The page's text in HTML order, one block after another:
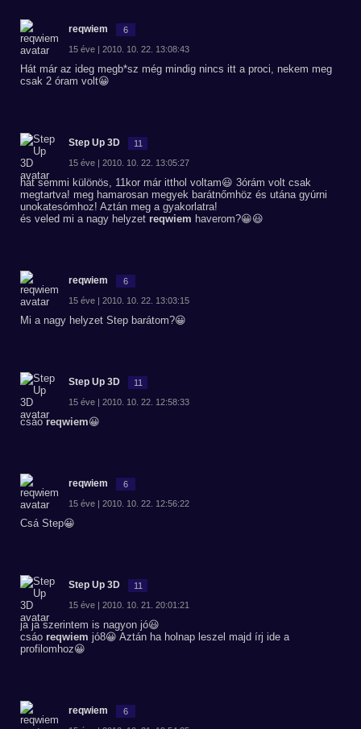
reqwiem 6
15 éve | 2010. 10. 22. 13:08:43
Hát már az ideg megb*sz még mindig nincs itt a proci, nekem meg
csak 2 óram volt😀
Step Up 3D 11
15 éve | 2010. 10. 22. 13:05:27
hát semmi különös, 11kor már itthol voltam😃 3órám volt csak
megtartva! meg hamarosan megyek barátnőmhöz és utána gyúrni
unokatesómhoz! Aztán meg a gyakorlatra!
és veled mi a nagy helyzet reqwiem haverom?😀😃
reqwiem 6
15 éve | 2010. 10. 22. 13:03:15
Mi a nagy helyzet Step barátom?😀
Step Up 3D 11
15 éve | 2010. 10. 22. 12:58:33
csáoreqwiem😀
reqwiem 6
15 éve | 2010. 10. 22. 12:56:22
Csá Step😀
Step Up 3D 11
15 éve | 2010. 10. 21. 20:01:21
ja ja szerintem is nagyon jó😃
csáo reqwiem jó8😀 Aztán ha holnap leszel majd írj ide a
profilomhoz😀
reqwiem 6